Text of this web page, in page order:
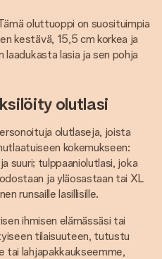
oluttuoppi on suosituimpia
kestävä, 15,5 cm korkea ja
lasia ja sen pohja
olutlasi
olutlaseja, joista
kokemukseen:
suuri; tulppaaniolutlasi, joka
ja yläosastaan tai XL
runsaille lasillisille.
ihmisen elämässäsi tai
tilaisuuteen, tutustu
tai lahjapakkaukseemme,